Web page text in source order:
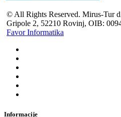
© All Rights Reserved. Mirus-Tur
Gripole 2, 52210 Rovinj, OIB:
Favor Informatika
Informacije